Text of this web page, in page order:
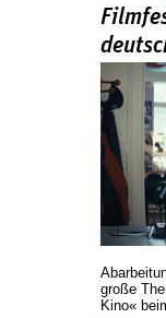
große
Kino«